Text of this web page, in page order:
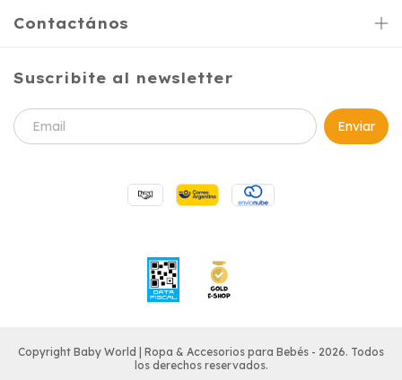
Contactános
Suscribite al newsletter
Copyright Baby World | Ropa & Accesorios para Bebés - 2026. Todos
los derechos reservados.